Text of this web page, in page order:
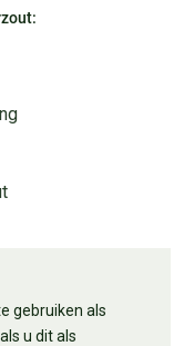
gebruiken als
u dit als